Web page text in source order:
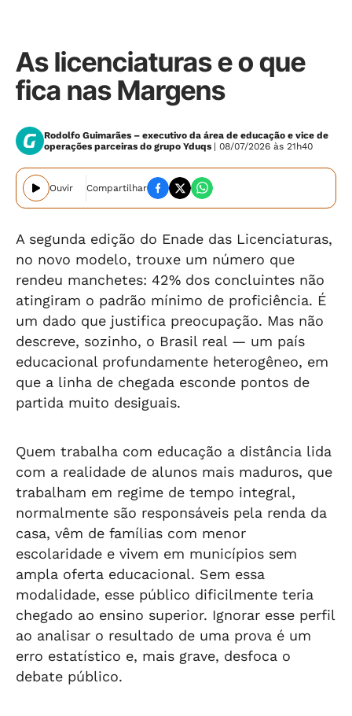
As licenciaturas e o que
fica nas Margens
Rodolfo Guimarães – executivo da área de educação e vice de
operações parceiras do grupo Yduqs | 08/07/2026 às 21h40
Ouvir Compartilhar
A segunda edição do Enade das Licenciaturas,
no novo modelo, trouxe um número que
rendeu manchetes: 42% dos concluintes não
atingiram o padrão mínimo de proficiência. É
um dado que justifica preocupação. Mas não
descreve, sozinho, o Brasil real — um país
educacional profundamente heterogêneo, em
que a linha de chegada esconde pontos de
partida muito desiguais.
Quem trabalha com educação a distância lida
com a realidade de alunos mais maduros, que
trabalham em regime de tempo integral,
normalmente são responsáveis pela renda da
casa, vêm de famílias com menor
escolaridade e vivem em municípios sem
ampla oferta educacional. Sem essa
modalidade, esse público dificilmente teria
chegado ao ensino superior. Ignorar esse perfil
ao analisar o resultado de uma prova é um
erro estatístico e, mais grave, desfoca o
debate público.